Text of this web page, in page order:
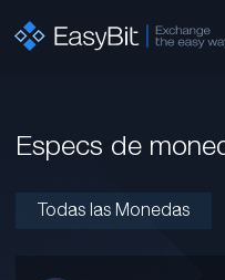
Especs de
Todas las Monedas